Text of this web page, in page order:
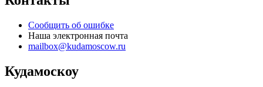
Сообщить об ошибке
Наша электронная почта
mailbox@kudamoscow.ru
Кудамоскоу